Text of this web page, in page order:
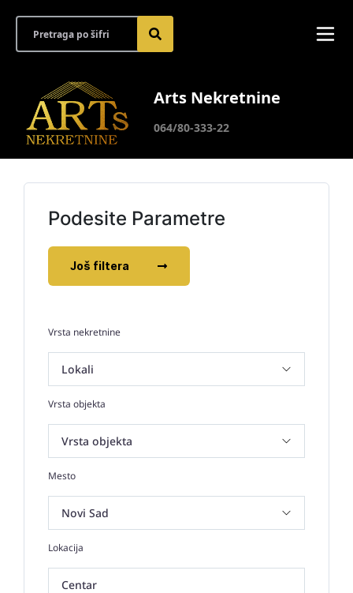
Arts Nekretnine
064/80-333-22
Podesite Parametre
Još filtera
Vrsta nekretnine
Vrsta objekta
Mesto
Lokacija
Centar